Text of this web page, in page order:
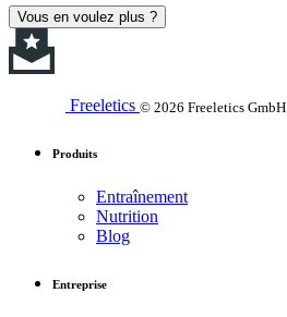
Vous en voulez plus ?
Freeletics © 2026 Freeletics GmbH
Produits
Entraînement
Nutrition
Blog
Entreprise